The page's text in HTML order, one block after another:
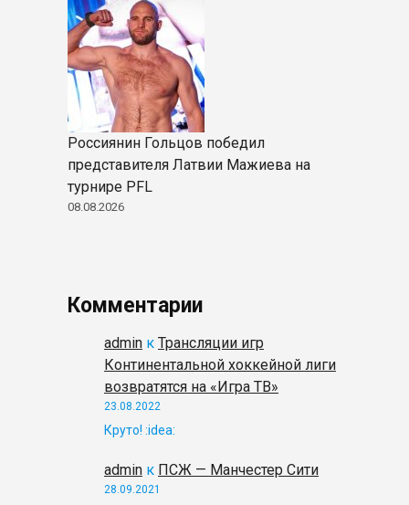
Россиянин Гольцов победил
представителя Латвии Мажиева на
турнире PFL
08.08.2026
Комментарии
admin к Трансляции игр
Континентальной хоккейной лиги
возвратятся на «Игра ТВ»
23.08.2022
Круто! :idea:
admin к ПСЖ — Манчестер Сити
28.09.2021